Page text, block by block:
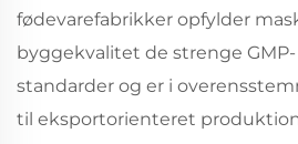
fødevarefabrikker opfylder
byggekvalitet de strenge GMP-
standarder og er i
til eksportorienteret